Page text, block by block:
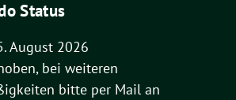
Status
August 2026
bei weiteren
bitte per Mail an